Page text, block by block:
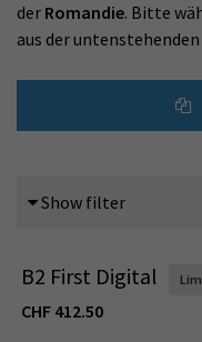
der Romandie. Bitte
aus der
Show filter
B2 First Digital
CHF 412.50